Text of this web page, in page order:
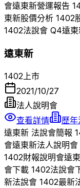
會遠東新營運報告
東新股價分析 1402
1402法說會 Q4遠
遠東新
1402 上市
2021/10/27
法人說明會
查看詳情
歷
遠東新 法說會簡報
會遠東新法人說明會
1402財報說明會遠
會下載 1402法說會
新法說會 1402最新